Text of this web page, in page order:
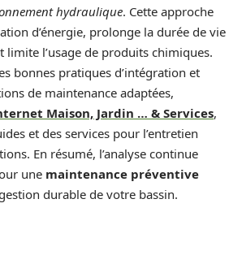
hydraulique. Cette approche
d’énergie, prolonge la durée de vie
limite l’usage de produits chimiques.
bonnes pratiques d’intégration et
de maintenance adaptées,
Maison, Jardin … & Services,
et des services pour l’entretien
En résumé, l’analyse continue
une maintenance préventive
durable de votre bassin.